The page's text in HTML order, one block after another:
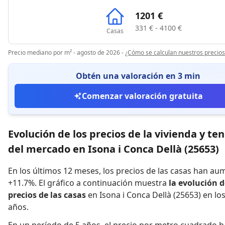
Casas
1201 €
331 € - 4100 €
Precio mediano por m² - agosto de 2026-¿Cómo se calculan nuestros
Obtén una valoración en 3 min
Comenzar valoración gratuita
Evolución de los precios de la vivienda y
del mercado en Isona i Conca Dellà (25653)
En los últimos 12 meses, los precios de las casas han
+11.7%. El gráfico a continuación muestra la evolución
precios de las casas en Isona i Conca Dellà (25653) en
años.